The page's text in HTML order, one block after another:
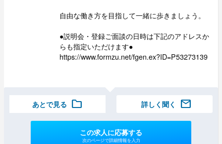
自由な働き方を目指して一緒に歩きましょう。
●説明会・登録ご面談の日時は下記のアドレスか
らも指定いただけます●
https://www.formzu.net/fgen.ex?ID=P53273139
あとで見る folder 詳しく聞く mail
この求人に応募する
次のページで詳細情報を入力